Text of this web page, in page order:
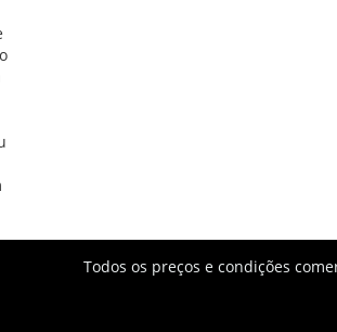
Todos os preços e condições